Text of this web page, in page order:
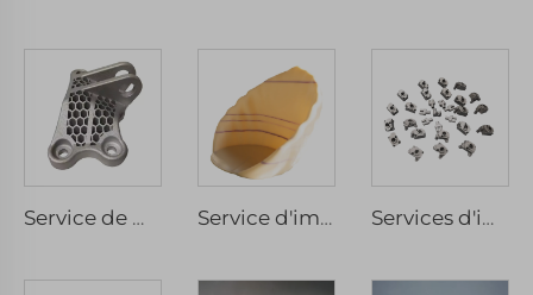
Service de mécanique de précision CNC sur mesure en aluminium, fraisage, tournage, fil électro-érosion, alésage, pièces de rechange Service d'impression 3D FGF personnalisé avec une haute précision pour le prototypage rapide industriel et la micro-usinage Services d'impression 3D métallique SLM sur mesure en acier inoxydable et alliages d'aluminium de haute qualité pour le prototypage rapide